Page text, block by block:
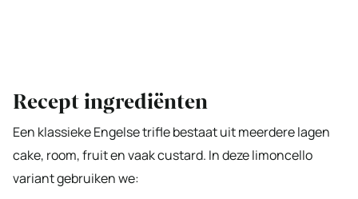
Recept ingrediënten
Een klassieke Engelse trifle bestaat uit meerdere lagen
cake, room, fruit en vaak custard. In deze limoncello
variant gebruiken we: